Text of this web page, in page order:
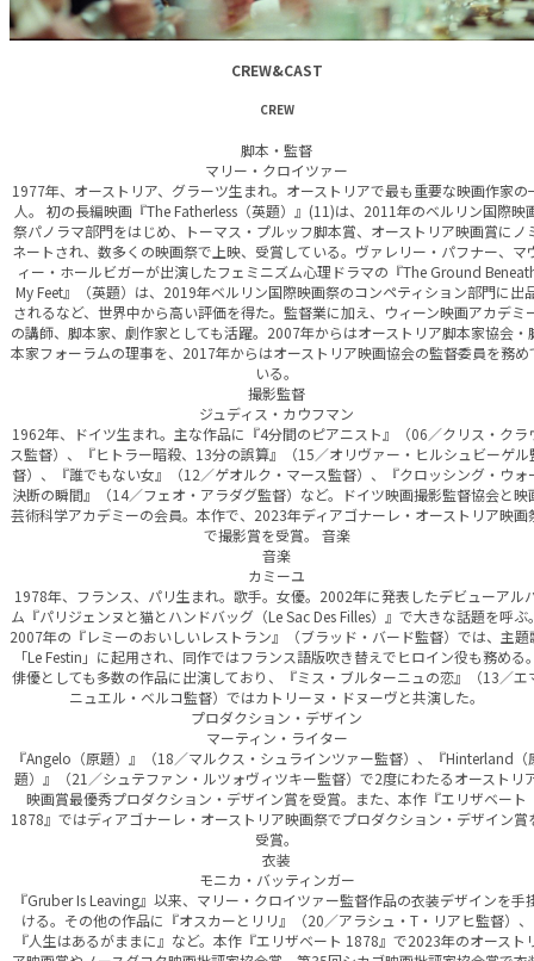
CREW&CAST
CREW
脚本・監督
マリー・クロイツァー
1977年、オーストリア、グラーツ生まれ。オーストリアで最も重要な映画作家の
人。 初の長編映画『The Fatherless（英題）』(11)は、2011年のベルリン国際映
祭パノラマ部門をはじめ、トーマス・プルッフ脚本賞、オーストリア映画賞にノ
ネートされ、数多くの映画祭で上映、受賞している。ヴァレリー・パフナー、マ
ィー・ホールビガーが出演したフェミニズム心理ドラマの『The Ground
My Feet』（英題）は、2019年ベルリン国際映画祭のコンペティション部門に出
されるなど、世界中から高い評価を得た。監督業に加え、ウィーン映画アカデミ
の講師、脚本家、劇作家としても活躍。2007年からはオーストリア脚本家協会・
本家フォーラムの理事を、2017年からはオーストリア映画協会の監督委員を務め
いる。
撮影監督
ジュディス・カウフマン
1962年、ドイツ生まれ。主な作品に『4分間のピアニスト』（06／クリス・クラ
ス監督）、『ヒトラー暗殺、13分の誤算』（15／オリヴァー・ヒルシュビーゲル
督）、『誰でもない女』（12／ゲオルク・マース監督）、『クロッシング・ウォ
決断の瞬間』（14／フェオ・アラダグ監督）など。ドイツ映画撮影監督協会と映
芸術科学アカデミーの会員。本作で、2023年ディアゴナーレ・オーストリア映画
で撮影賞を受賞。 音楽
音楽
カミーユ
1978年、フランス、パリ生まれ。歌手。女優。2002年に発表したデビューアル
ム『パリジェンヌと猫とハンドバッグ（Le Sac Des Filles）』で大きな話題を呼ぶ
2007年の『レミーのおいしいレストラン』（ブラッド・バード監督）では、主題
「Le Festin」に起用され、同作ではフランス語版吹き替えでヒロイン役も務める
俳優としても多数の作品に出演しており、『ミス・ブルターニュの恋』（13／エ
ニュエル・ベルコ監督）ではカトリーヌ・ドヌーヴと共演した。
プロダクション・デザイン
マーティン・ライター
『Angelo（原題）』（18／マルクス・シュラインツァー監督）、『Hinterland（
題）』（21／シュテファン・ルツォヴィツキー監督）で2度にわたるオーストリ
映画賞最優秀プロダクション・デザイン賞を受賞。また、本作『エリザベート
1878』ではディアゴナーレ・オーストリア映画祭でプロダクション・デザイン賞
受賞。
衣装
モニカ・バッティンガー
『Gruber Is Leaving』以来、マリー・クロイツァー監督作品の衣装デザインを手
ける。その他の作品に『オスカーとリリ』（20／アラシュ・T・リアヒ監督）、
『人生はあるがままに』など。本作『エリザベート 1878』で2023年のオースト